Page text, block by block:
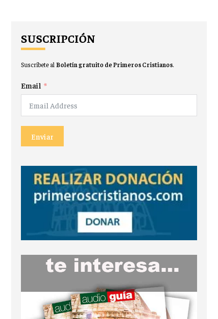
SUSCRIPCIÓN
Suscríbete al Boletín gratuito de Primeros Cristianos.
Email
Enviar